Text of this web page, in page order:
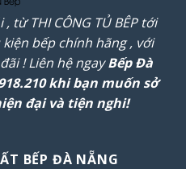
từ THI CÔNG TỦ BÊP tới
bếp chính hãng , với
! Liên hệ ngayBếp Đà
khi bạn muốn sở
đại và tiện nghi!
BẾP ĐÀ NẴNG